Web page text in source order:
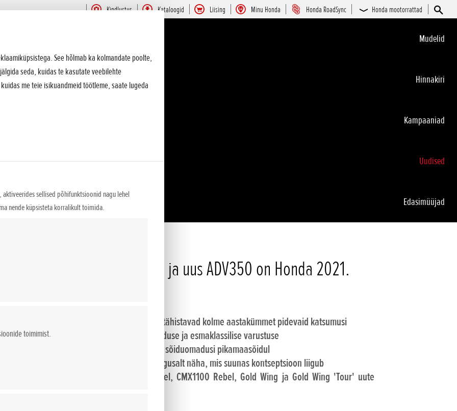
See hõlmab ka kolmandate poolte,
seda, kuidas te kasutate veebilehte
me teie isikuandmeid töötleme, saate lugeda
sellised põhifunktsioonid nagu lehel
nende küpsisteta korralikult toimida.
toimimist.
Kindlustus Kataloogid Liising Minu Honda Honda RoadSync Honda mootorrattad
Mudelid
Hinnakiri
Kampaaniad
Uudised
Edasimüüjad
30. aastapäeva erimudel ja uus ADV350 on Honda 2021.
staarid
SP ja Fireblade SP 30. aastapäeva erimudel tähistavad kolme aastakümmet pidevaid katsumusi
ühendab endas tugeva X-ADV stiilis kujunduse ja esmaklassilise varustuse
mugavust, praktilisust ja ülimalt nauditavaid sõiduomadusi pikamaasõidul
kaardistamine aitab klientidel põgusalt näha, mis suunas kontseptsioon liigub
350, CB650R, CBR650R, CMX500 Rebel, CMX1100 Rebel, Gold Wing ja Gold Wing 'Tour' uute